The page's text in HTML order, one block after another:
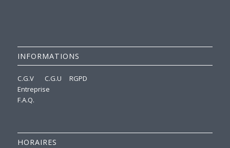
INFORMATIONS
C.G.V C.G.U
RGPD
Entreprise
F.A.Q.
HORAIRES